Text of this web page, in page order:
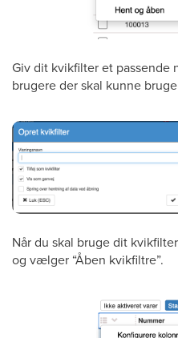
Giv dit kvikfilter et passende
brugere der skal kunne
Når du skal bruge dit
og vælger “Åben kvikfiltre”.